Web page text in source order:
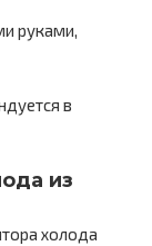
в
из
холода